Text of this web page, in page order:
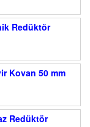
Redüktör
Kovan 50 mm
Redüktör